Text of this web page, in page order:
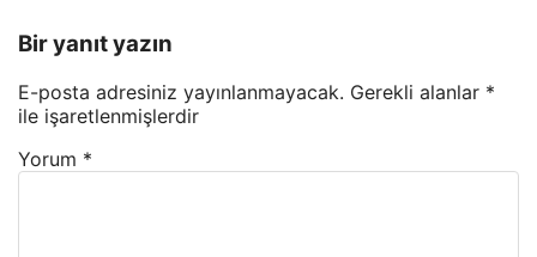
Bir yanıt yazın
E-posta adresiniz yayınlanmayacak. Gerekli alanlar *
ile işaretlenmişlerdir
Yorum *